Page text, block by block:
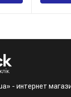
- интернет